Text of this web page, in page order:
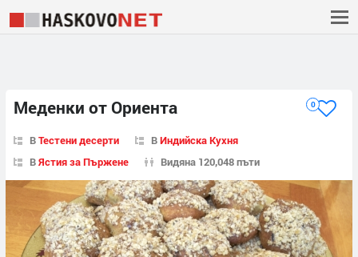
Меденки от Ориента 0
ВТестени десерти ВИндийска Кухня
ВЯстия за Пържене Видяна 120,048 пъти